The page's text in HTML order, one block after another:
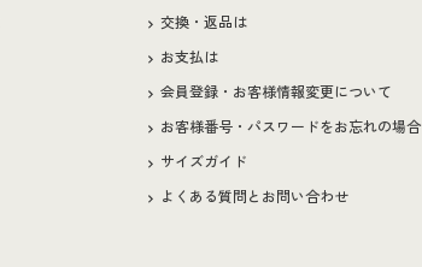
交換・返品は
お支払は
会員登録・お客様情報変更について
お客様番号・パスワードをお忘れの場合
サイズガイド
よくある質問とお問い合わせ